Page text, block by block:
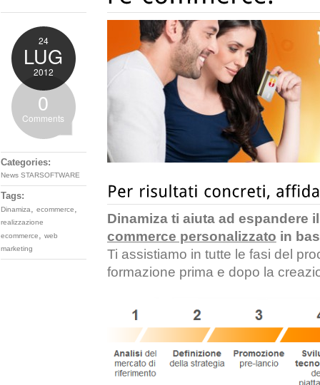
24
LUG
2012
0
Comments
Categories:
News STARSOFTWARE
Tags:
Dinamiza ecommerce
realizzazione
ecommerce
web
marketing
Dinamiza ti aiuta ad espandere
commerce personalizzato in
Ti assistiamo in tutte le fasi del
formazione prima e dopo la